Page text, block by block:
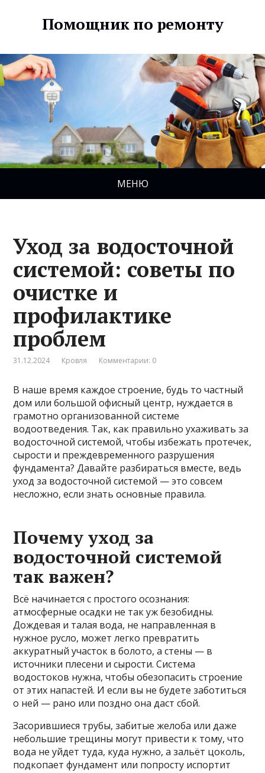
Помощник по ремонту
МЕНЮ
Уход за водосточной
системой: советы по
очистке и
профилактике
проблем
31.12.2024 Кровля Комментарии: 0
В наше время каждое строение, будь то частный
дом или большой офисный центр, нуждается в
грамотно организованной системе
водоотведения. Так, как правильно ухаживать за
водосточной системой, чтобы избежать протечек,
сырости и преждевременного разрушения
фундамента? Давайте разбираться вместе, ведь
уход за водосточной системой — это совсем
несложно, если знать основные правила.
Почему уход за
водосточной системой
так важен?
Всё начинается с простого осознания:
атмосферные осадки не так уж безобидны.
Дождевая и талая вода, не направленная в
нужное русло, может легко превратить
аккуратный участок в болото, а стены — в
источники плесени и сырости. Система
водостоков нужна, чтобы обезопасить строение
от этих напастей. И если вы не будете заботиться
о ней — рано или поздно она даст сбой.
Засорившиеся трубы, забитые желоба или даже
небольшие трещины могут привести к тому, что
вода не уйдет туда, куда нужно, а зальёт цоколь,
подкопает фундамент или попросту испортит